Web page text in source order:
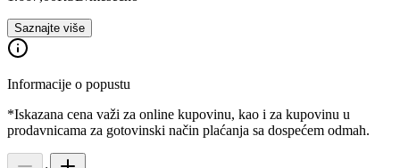
Saznajte više
Informacije o popustu
*Iskazana cena važi za online kupovinu, kao i za kupovinu u
prodavnicama za gotovinski način plaćanja sa dospećem odmah.